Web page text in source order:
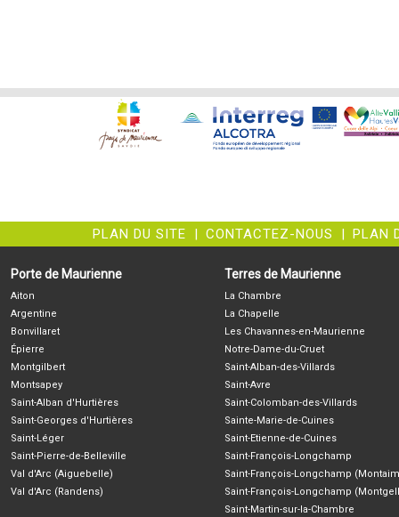
PLAN DU SITE | CONTACTEZ-NOUS | PLAN
Porte de Maurienne
Aiton
Argentine
Bonvillaret
Épierre
Montgilbert
Montsapey
Saint-Alban d'Hurtières
Saint-Georges d'Hurtières
Saint-Léger
Saint-Pierre-de-Belleville
Val d'Arc (Aiguebelle)
Val d'Arc (Randens)
Terres de Maurienne
La Chambre
La Chapelle
Les Chavannes-en-Maurienne
Notre-Dame-du-Cruet
Saint-Alban-des-Villards
Saint-Avre
Saint-Colomban-des-Villards
Sainte-Marie-de-Cuines
Saint-Etienne-de-Cuines
Saint-François-Longchamp
Saint-François-Longchamp
Saint-François-Longchamp
Saint-Martin-sur-la-Chambre